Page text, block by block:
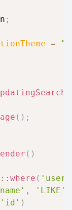
;
=
( ) ;
( )
:: where (
, 'LIKE'
'id' )